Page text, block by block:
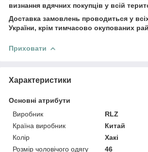
визнання вдячних покупців у всій
Доставка замовлень проводиться у
України, крім тимчасово окупованих
Приховати
Характеристики
Основні атрибути
Виробник
RLZ
Країна виробник
Китай
Колір
Хакі
Розмір чоловічого одягу
46